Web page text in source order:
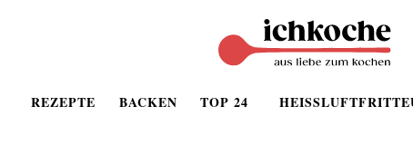
REZEPTE BACKEN TOP 24